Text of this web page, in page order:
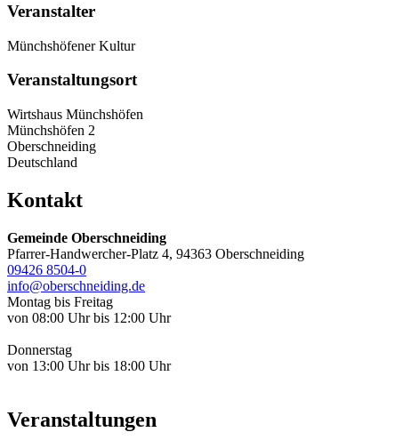
Veranstalter
Münchshöfener Kultur
Veranstaltungsort
Wirtshaus Münchshöfen
Münchshöfen 2
Oberschneiding
Deutschland
Kontakt
Gemeinde Oberschneiding
Pfarrer-Handwercher-Platz 4, 94363 Oberschneiding
09426 8504-0
info@oberschneiding.de
Montag bis Freitag
von 08:00 Uhr bis 12:00 Uhr
Donnerstag
von 13:00 Uhr bis 18:00 Uhr
Veranstaltungen